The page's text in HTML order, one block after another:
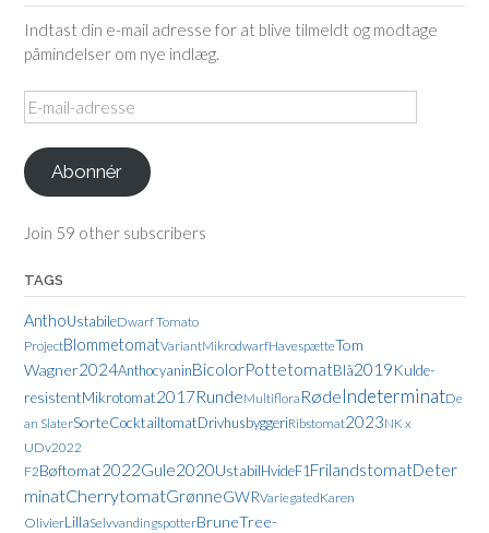
Indtast din e-mail adresse for at blive tilmeldt og modtage
påmindelser om nye indlæg.
E-
mail-
adresse
Abonnér
Join 59 other subscribers
TAGS
AnthoUstabileDwarf Tomato
ProjectBlommetomatVariantMikrodwarfHavespætteTom
Wagner2024AnthocyaninBicolorPottetomatBlå2019Kulde-
resistentMikrotomat2017RundeMultiflora RødeIndeterminatDe
an SlaterSorteCocktailtomatDrivhusbyggeriRibstomat2023NK x
UDv2022
F2Bøftomat2022Gule2020UstabilHvideF1FrilandstomatDeter
minatCherrytomatGrønneGWRVariegatedKaren
OlivierLillaSelvvandingspotterBruneTree-